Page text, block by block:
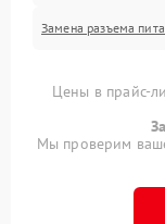
Замена разъема
Цены в прайс-
Мы проверим